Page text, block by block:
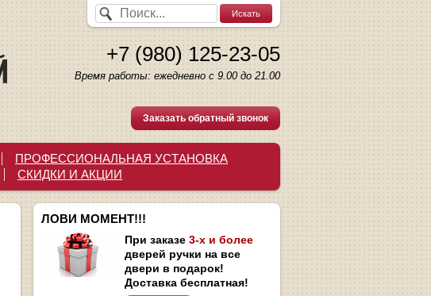
+7 (980) 125-23-05
Время работы: ежедневно с 9.00 до 21.00
Заказать обратный звонок
ПРОФЕССИОНАЛЬНАЯ УСТАНОВКА
СКИДКИ И АКЦИИ
ЛОВИ МОМЕНТ!!!
При заказе 3-х и более
дверей ручки на все
двери в подарок!
Доставка бесплатная!